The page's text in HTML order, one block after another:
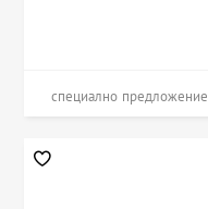
специално предложение